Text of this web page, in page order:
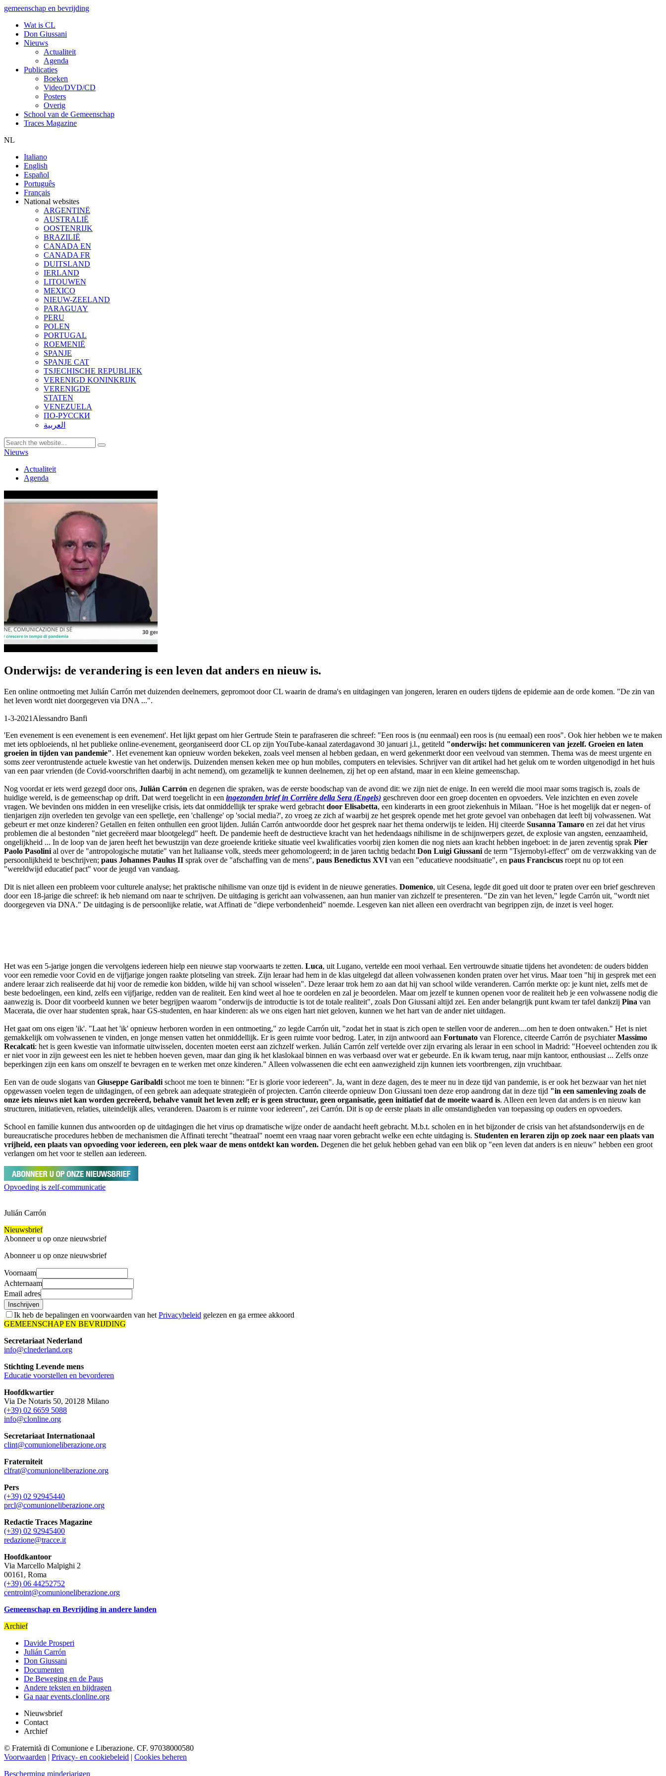
gemeenschap en bevrijding
Wat is CL
Don Giussani
Nieuws
Actualiteit
Agenda
Publicaties
Boeken
Video/DVD/CD
Posters
Overig
School van de Gemeenschap
Traces Magazine
NL
Italiano
English
Español
Português
Français
National websites
ARGENTINË
AUSTRALIË
OOSTENRIJK
BRAZILIË
CANADA EN
CANADA FR
DUITSLAND
IERLAND
LITOUWEN
MEXICO
NIEUW-ZEELAND
PARAGUAY
PERU
POLEN
PORTUGAL
ROEMENIË
SPANJE
SPANJE CAT
TSJECHISCHE REPUBLIEK
VERENIGD KONINKRIJK
VERENIGDE
STATEN
VENEZUELA
ПО-РУССКИ
العربية
Nieuws
Actualiteit
Agenda
Onderwijs: de verandering is een leven dat anders en nieuw is.
Een online ontmoeting met Julián Carrón met duizenden deelnemers, gepromoot door CL waarin de drama's en uitdagingen van jongeren, leraren en ouders tijdens de epidemie aan de orde komen. "De zin van
het leven wordt niet doorgegeven via DNA ...".
1-3-2021 Alessandro Banfi
'Een evenement is een evenement is een evenement'. Het lijkt gepast om hier Gertrude Stein te parafraseren die schreef: "Een roos is (nu eenmaal) een roos is (nu eemaal) een roos". Ook hier hebben we te maken
met iets opbloeiends, nl het publieke online-evenement, georganiseerd door CL op zijn YouTube-kanaal zaterdagavond 30 januari j.l., getiteld "onderwijs: het communiceren van jezelf. Groeien en laten
groeien in tijden van pandemie". Het evenement kan opnieuw worden bekeken, zoals veel mensen al hebben gedaan, en werd gekenmerkt door een veelvoud van stemmen. Thema was de meest urgente en
soms zeer verontrustende actuele kwestie van het onderwijs. Duizenden mensen keken mee op hun mobiles, computers en televisies. Schrijver van dit artikel had het geluk om te worden uitgenodigd in het huis
van een paar vrienden (de Covid-voorschriften daarbij in acht nemend), om gezamelijk te kunnen deelnemen, zij het op een afstand, maar in een kleine gemeenschap.
Nog voordat er iets werd gezegd door ons, Julián Carrón en degenen die spraken, was de eerste boodschap van de avond dit: we zijn niet de enige. In een wereld die mooi maar soms tragisch is, zoals de
huidige wereld, is de gemeenschap op drift. Dat werd toegelicht in een ingezonden brief in Corrière della Sera (Engels) geschreven door een groep docenten en opvoeders. Vele inzichten en even zovele
vragen. We bevinden ons midden in een vreselijke crisis, iets dat onmiddellijk ter sprake werd gebracht door Elisabetta, een kinderarts in een groot ziekenhuis in Milaan. "Hoe is het mogelijk dat er negen- of
tienjarigen zijn overleden ten gevolge van een spelletje, een 'challenge' op 'social media?', zo vroeg ze zich af waarbij ze het gesprek opende met het grote gevoel van onbehagen dat leeft bij volwassenen. Wat
gebeurt er met onze kinderen? Getallen en feiten onthullen een groot lijden. Julián Carrón antwoordde door het gesprek naar het thema onderwijs te leiden. Hij citeerde Susanna Tamaro en zei dat het virus
problemen die al bestonden "niet gecreëerd maar blootgelegd" heeft. De pandemie heeft de destructieve kracht van het hedendaags nihilisme in de schijnwerpers gezet, de explosie van angsten, eenzaamheid,
ongelijkheid ... In de loop van de jaren heeft het bewustzijn van deze groeiende kritieke situatie veel kwalificaties voorbij zien komen die nog niets aan kracht hebben ingeboet: in de jaren zeventig sprak Pier
Paolo Pasolini al over de "antropologische mutatie" van het Italiaanse volk, steeds meer gehomologeerd; in de jaren tachtig bedacht Don Luigi Giussani de term "Tsjernobyl-effect" om de verzwakking van de
persoonlijkheid te beschrijven; paus Johannes Paulus II sprak over de "afschaffing van de mens", paus Benedictus XVI van een "educatieve noodsituatie", en paus Franciscus roept nu op tot een
"wereldwijd educatief pact" voor de jeugd van vandaag.
Dit is niet alleen een probleem voor culturele analyse; het praktische nihilisme van onze tijd is evident in de nieuwe generaties. Domenico, uit Cesena, legde dit goed uit door te praten over een brief geschreven
door een 18-jarige die schreef: ik heb niemand om naar te schrijven. De uitdaging is gericht aan volwassenen, aan hun manier van zichzelf te presenteren. "De zin van het leven," legde Carrón uit, "wordt niet
doorgegeven via DNA." De uitdaging is de persoonlijke relatie, wat Affinati de "diepe verbondenheid" noemde. Lesgeven kan niet alleen een overdracht van begrippen zijn, de inzet is veel hoger.
Het was een 5-jarige jongen die vervolgens iedereen hielp een nieuwe stap voorwaarts te zetten. Luca, uit Lugano, vertelde een mooi verhaal. Een vertrouwde situatie tijdens het avondeten: de ouders bidden
voor een remedie voor Covid en de vijfjarige jongen raakte plotseling van streek. Zijn leraar had hem in de klas uitgelegd dat alleen volwassenen konden praten over het virus. Maar toen "hij in gesprek met een
andere leraar zich realiseerde dat hij voor de remedie kon bidden, wilde hij van school wisselen". Deze leraar trok hem zo aan dat hij van school wilde veranderen. Carrón merkte op: je kunt niet, zelfs met de
beste bedoelingen, een kind, zelfs een vijfjarige, redden van de realiteit. Een kind weet al hoe te oordelen en zal je beoordelen. Maar om jezelf te kunnen openen voor de realiteit heb je een volwassene nodig die
aanwezig is. Door dit voorbeeld kunnen we beter begrijpen waarom "onderwijs de introductie is tot de totale realiteit", zoals Don Giussani altijd zei. Een ander belangrijk punt kwam ter tafel dankzij Pina van
Macerata, die over haar studenten sprak, haar GS-studenten, en haar kinderen: als we ons eigen hart niet geloven, kunnen we het hart van de ander niet uitdagen.
Het gaat om ons eigen 'ik'. "Laat het 'ik' opnieuw herboren worden in een ontmoeting," zo legde Carrón uit, "zodat het in staat is zich open te stellen voor de anderen....om hen te doen ontwaken." Het is niet
gemakkelijk om volwassenen te vinden, en jonge mensen vatten het onmiddellijk. Er is geen ruimte voor bedrog. Later, in zijn antwoord aan Fortunato van Florence, citeerde Carrón de psychiaterMassimo
Recalcati: het is geen kwestie van informatie uitwisselen, docenten moeten eerst aan zichzelf werken. Julián Carrón zelf vertelde over zijn ervaring als leraar in een school in Madrid: "Hoeveel ochtenden zou ik
er niet voor in zijn geweest een ​​les niet te hebben hoeven geven, maar dan ging ik het klaslokaal binnen en was verbaasd over wat er gebeurde. En ik kwam terug, naar mijn kantoor, enthousiast ... Zelfs onze
beperkingen zijn een kans om onszelf te bevragen en te werken met onze kinderen." Alleen volwassenen die echt een aanwezigheid zijn kunnen iets voortbrengen, zijn vruchtbaar.
Een van de oude slogans van Giuseppe Garibaldi schoot me toen te binnen: "Er is glorie voor iedereen". Ja, want in deze dagen, des te meer nu in deze tijd van pandemie, is er ook het bezwaar van het niet
opgewassen voelen tegen de uitdagingen, of een gebrek aan adequate strategieën of projecten. Carrón citeerde opnieuw Don Giussani toen deze erop aandrong dat in deze tijd "in een samenleving zoals de
onze iets nieuws niet kan worden gecreëerd, behalve vanuit het leven zelf; er is geen structuur, geen organisatie, geen initiatief dat de moeite waard is. Alleen een leven dat anders is en nieuw kan
structuren, initiatieven, relaties, uiteindelijk alles, veranderen. Daarom is er ruimte voor iedereen", zei Carrón. Dit is op de eerste plaats in alle omstandigheden van toepassing op ouders en opvoeders.
School en familie kunnen dus antwoorden op de uitdagingen die het virus op dramatische wijze onder de aandacht heeft gebracht. M.b.t. scholen en in het bijzonder de crisis van het afstandsonderwijs en de
bureaucratische procedures hebben de mechanismen die Affinati terecht "theatraal" noemt een ​​vraag naar voren gebracht welke een echte uitdaging is. Studenten en leraren zijn op zoek naar een plaats van
vrijheid, een plaats van opvoeding voor iedereen, een plek waar de mens ontdekt kan worden. Degenen die het geluk hebben gehad van een blik op "een leven dat anders is en nieuw" hebben een groot
verlangen om het voor te stellen aan iedereen.
Opvoeding is zelf-communicatie
Julián Carrón
Nieuwsbrief
Abonneer u op onze nieuwsbrief
Abonneer u op onze nieuwsbrief
Voornaam
Achternaam
Email adres
Inschrijven
Ik heb de bepalingen en voorwaarden van het Privacybeleid gelezen en ga ermee akkoord
GEMEENSCHAP EN BEVRIJDING
Secretariaat Nederland
info@clnederland.org
Stichting Levende mens
Educatie voorstellen en bevorderen
Hoofdkwartier
Via De Notaris 50, 20128 Milano
(+39) 02 6659 5088
info@clonline.org
Secretariaat Internationaal
clint@comunioneliberazione.org
Fraterniteit
clfrat@comunioneliberazione.org
Pers
(+39) 02 92945440
prcl@comunioneliberazione.org
Redactie Traces Magazine
(+39) 02 92945400
redazione@tracce.it
Hoofdkantoor
Via Marcello Malpighi 2
00161, Roma
(+39) 06 44252752
centroint@comunioneliberazione.org
Gemeenschap en Bevrijding in andere landen
Archief
Davide Prosperi
Julián Carrón
Don Giussani
Documenten
De Beweging en de Paus
Andere teksten en bijdragen
Ga naar events.clonline.org
Nieuwsbrief
Contact
Archief
© Fraternità di Comunione e Liberazione. CF. 97038000580
Voorwaarden | Privacy- en cookiebeleid | Cookies beheren
Bescherming minderjarigen